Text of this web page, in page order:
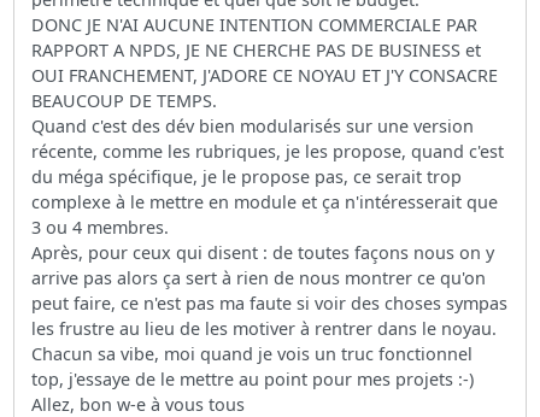
DONC JE N'AI AUCUNE INTENTION COMMERCIALE PAR
RAPPORT A NPDS, JE NE CHERCHE PAS DE BUSINESS et
OUI FRANCHEMENT, J'ADORE CE NOYAU ET J'Y CONSACRE
BEAUCOUP DE TEMPS.
Quand c'est des dév bien modularisés sur une version
récente, comme les rubriques, je les propose, quand c'est
du méga spécifique, je le propose pas, ce serait trop
complexe à le mettre en module et ça n'intéresserait que
3 ou 4 membres.
Après, pour ceux qui disent : de toutes façons nous on y
arrive pas alors ça sert à rien de nous montrer ce qu'on
peut faire, ce n'est pas ma faute si voir des choses sympas
les frustre au lieu de les motiver à rentrer dans le noyau.
Chacun sa vibe, moi quand je vois un truc fonctionnel
top, j'essaye de le mettre au point pour mes projets :-)
Allez, bon w-e à vous tous